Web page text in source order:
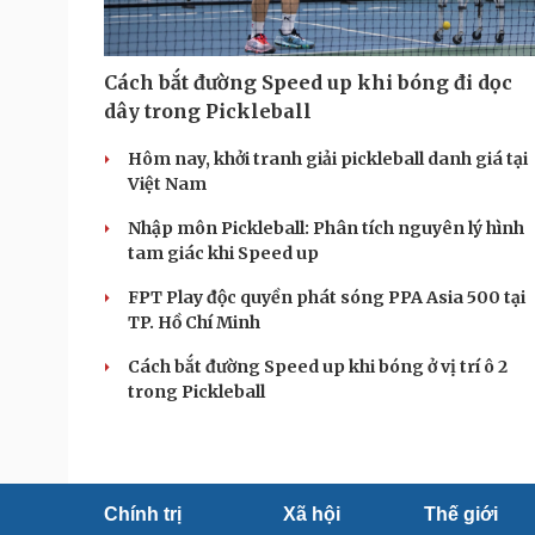
Cách bắt đường Speed up khi bóng đi dọc
dây trong Pickleball
Hôm nay, khởi tranh giải pickleball danh giá tại
Việt Nam
Nhập môn Pickleball: Phân tích nguyên lý hình
tam giác khi Speed up
FPT Play độc quyền phát sóng PPA Asia 500 tại
TP. Hồ Chí Minh
Cách bắt đường Speed up khi bóng ở vị trí ô 2
trong Pickleball
Chính trị Xã hội Thế giới